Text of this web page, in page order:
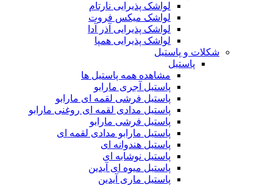
لواشک پذیرایی نارتام
لواشک میکس فروت
لواشک پذیرایی آذر آدا
لواشک پذیرایی همپا
شکلات و پاستیل
پاستیل
مشاهده همه پاستیل ها
پاستیل آجری مارابو
پاستیل فرشی لقمه ای مارابو
پاستیل مدادی لقمه ای روغنی مارابو
پاستیل فرشی مارابو
پاستیل مارابو مدادی لقمه ای
پاستیل هندوانه ای
پاستیل نوشابه ای
پاستیل میوه ای آیدین
پاستیل ماری آیدین